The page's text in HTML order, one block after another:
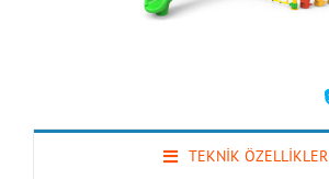
TEKNİK ÖZELLİKLER